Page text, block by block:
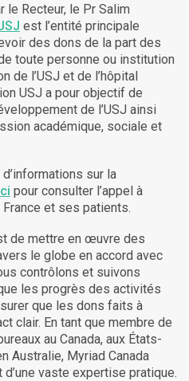
le Recteur, le Pr Salim
est l’entité principale
des dons de la part des
toute personne ou institution
de l’USJ et de l’hôpital
USJ a pour objectif de
de l’USJ ainsi
académique, sociale et
sur la
pour consulter l’appel à
et ses patients.
de mettre en œuvre des
le globe en accord avec
contrôlons et suivons
les progrès des activités
que les dons faits à
clair. En tant que membre de
au Canada, aux États-
Australie, Myriad Canada
vaste expertise pratique.